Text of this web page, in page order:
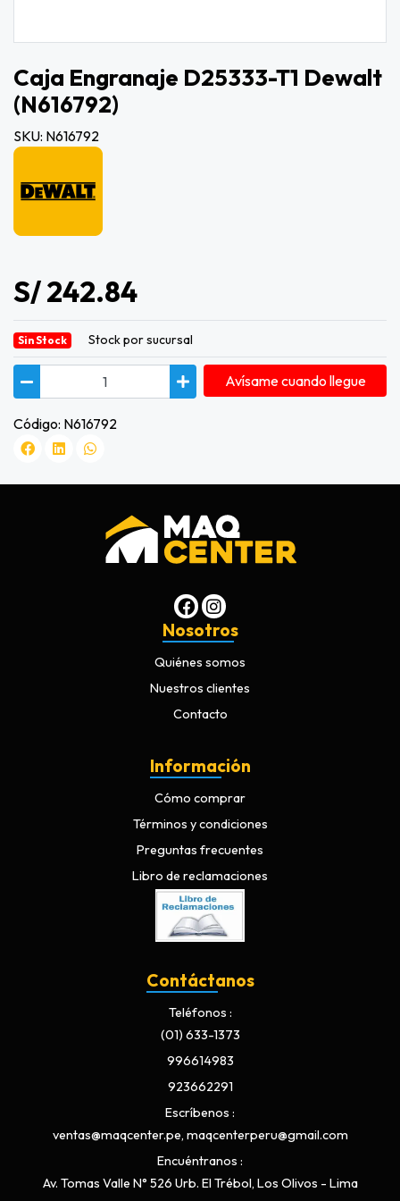
Caja Engranaje D25333-T1 Dewalt
(n616792)
SKU: N616792
S/ 242.84
Sin Stock Stock por sucursal
Avísame cuando llegue
Código: N616792
Nosotros
Quiénes somos
Nuestros clientes
Contacto
Información
Cómo comprar
Términos y condiciones
Preguntas frecuentes
Libro de reclamaciones
Contáctanos
Teléfonos
(01) 633-1373
996614983
923662291
Escríbenos
ventas@maqcenter.pe, maqcenterperu@gmail.com
Encuéntranos
Av. Tomas Valle N° 526 Urb. El Trébol, Los Olivos - Lima